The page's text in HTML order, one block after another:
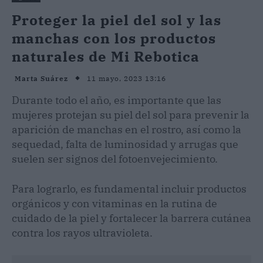
Proteger la piel del sol y las
manchas con los productos
naturales de Mi Rebotica
Marta Suárez 11 mayo, 2023 13:16
Durante todo el año, es importante que las
mujeres protejan su piel del sol para prevenir la
aparición de manchas en el rostro, así como la
sequedad, falta de luminosidad y arrugas que
suelen ser signos del fotoenvejecimiento.
Para lograrlo, es fundamental incluir productos
orgánicos y con vitaminas en la rutina de
cuidado de la piel y fortalecer la barrera cutánea
contra los rayos ultravioleta.